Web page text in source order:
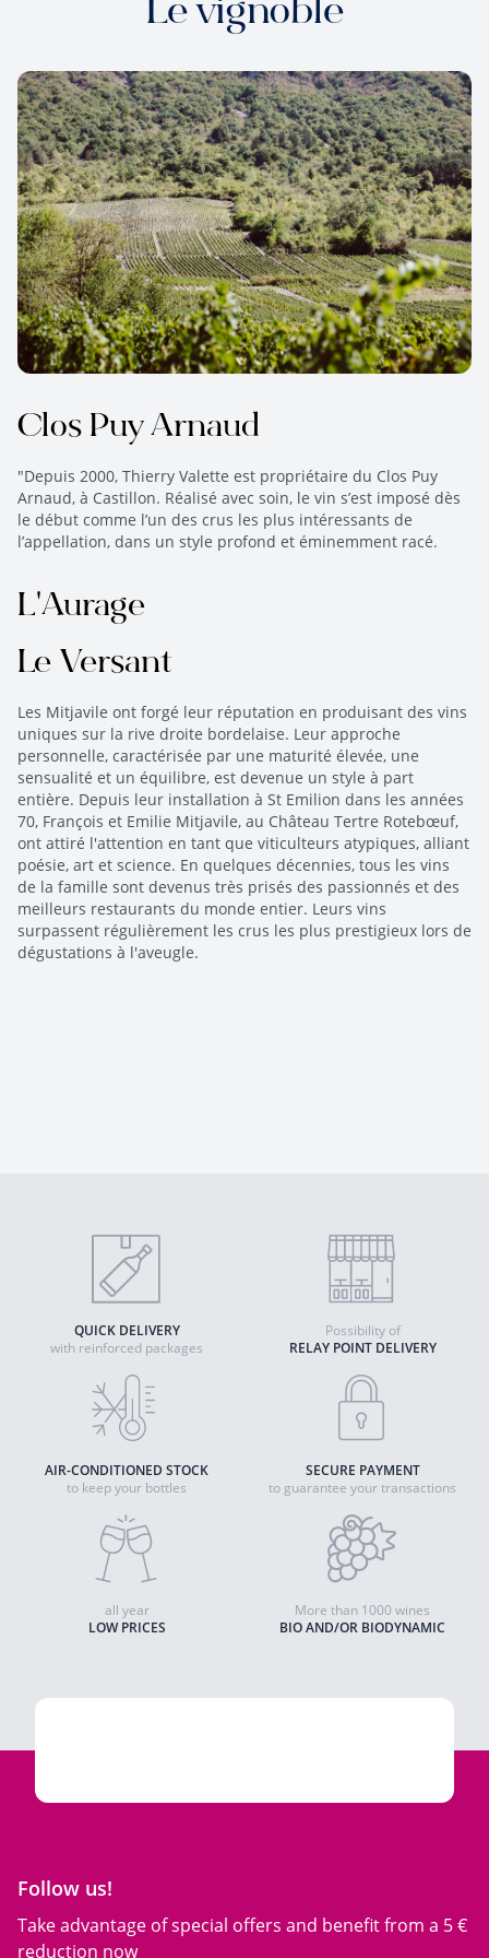
Le vignoble
Clos Puy Arnaud
"Depuis 2000, Thierry Valette est propriétaire du Clos Puy
Arnaud, à Castillon. Réalisé avec soin, le vin s’est imposé dès
le début comme l’un des crus les plus intéressants de
l’appellation, dans un style profond et éminemment racé.
L'Aurage
Le Versant
Les Mitjavile ont forgé leur réputation en produisant des vins
uniques sur la rive droite bordelaise. Leur approche
personnelle, caractérisée par une maturité élevée, une
sensualité et un équilibre, est devenue un style à part
entière. Depuis leur installation à St Emilion dans les années
70, François et Emilie Mitjavile, au Château Tertre Rotebœuf,
ont attiré l'attention en tant que viticulteurs atypiques, alliant
poésie, art et science. En quelques décennies, tous les vins
de la famille sont devenus très prisés des passionnés et des
meilleurs restaurants du monde entier. Leurs vins
surpassent régulièrement les crus les plus prestigieux lors de
dégustations à l'aveugle.
QUICK DELIVERY
with reinforced packages
RELAY POINT DELIVERY
Possibility of
AIR-CONDITIONED STOCK
to keep your bottles
SECURE PAYMENT
to guarantee your transactions
LOW PRICES
all year
BIO AND/OR BIODYNAMIC
More than 1000 wines
Follow us!
Take advantage of special offers and benefit from a 5 €
reduction now